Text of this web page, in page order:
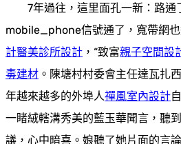
7年過往，這里面孔一新：路通
mobile_phone信號通了，寬帶網也
計醫美診所設計 ，“致富親子空間設
毒建材 。陳塘村村委會主任達瓦扎
年越來越多的外埠人禪風室內設計
一睹絨轄溝秀美的藍玉華聞言，聽
議，心中暗喜。娘聽了她片面的言